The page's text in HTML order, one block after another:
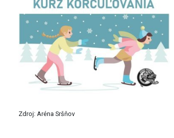
Zdroj: Aréna Sršňov